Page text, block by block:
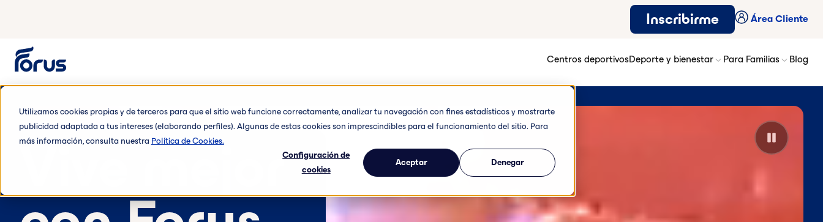
Utilizamos cookies propias y de terceros para que el sitio web funcione correctamente, analizar tu navegación con fines estadísticos y mostrarte
publicidad adaptada a tus intereses (elaborando perfiles). Algunas de estas cookies son imprescindibles para el funcionamiento del sitio. Para
más información, consulta nuestra Política de Cookies.
Configuración de
cookies
Aceptar Denegar
Inscribirme Área Cliente
Centros deportivosDeporte y bienestar Para Familias Blog
Vive mejor